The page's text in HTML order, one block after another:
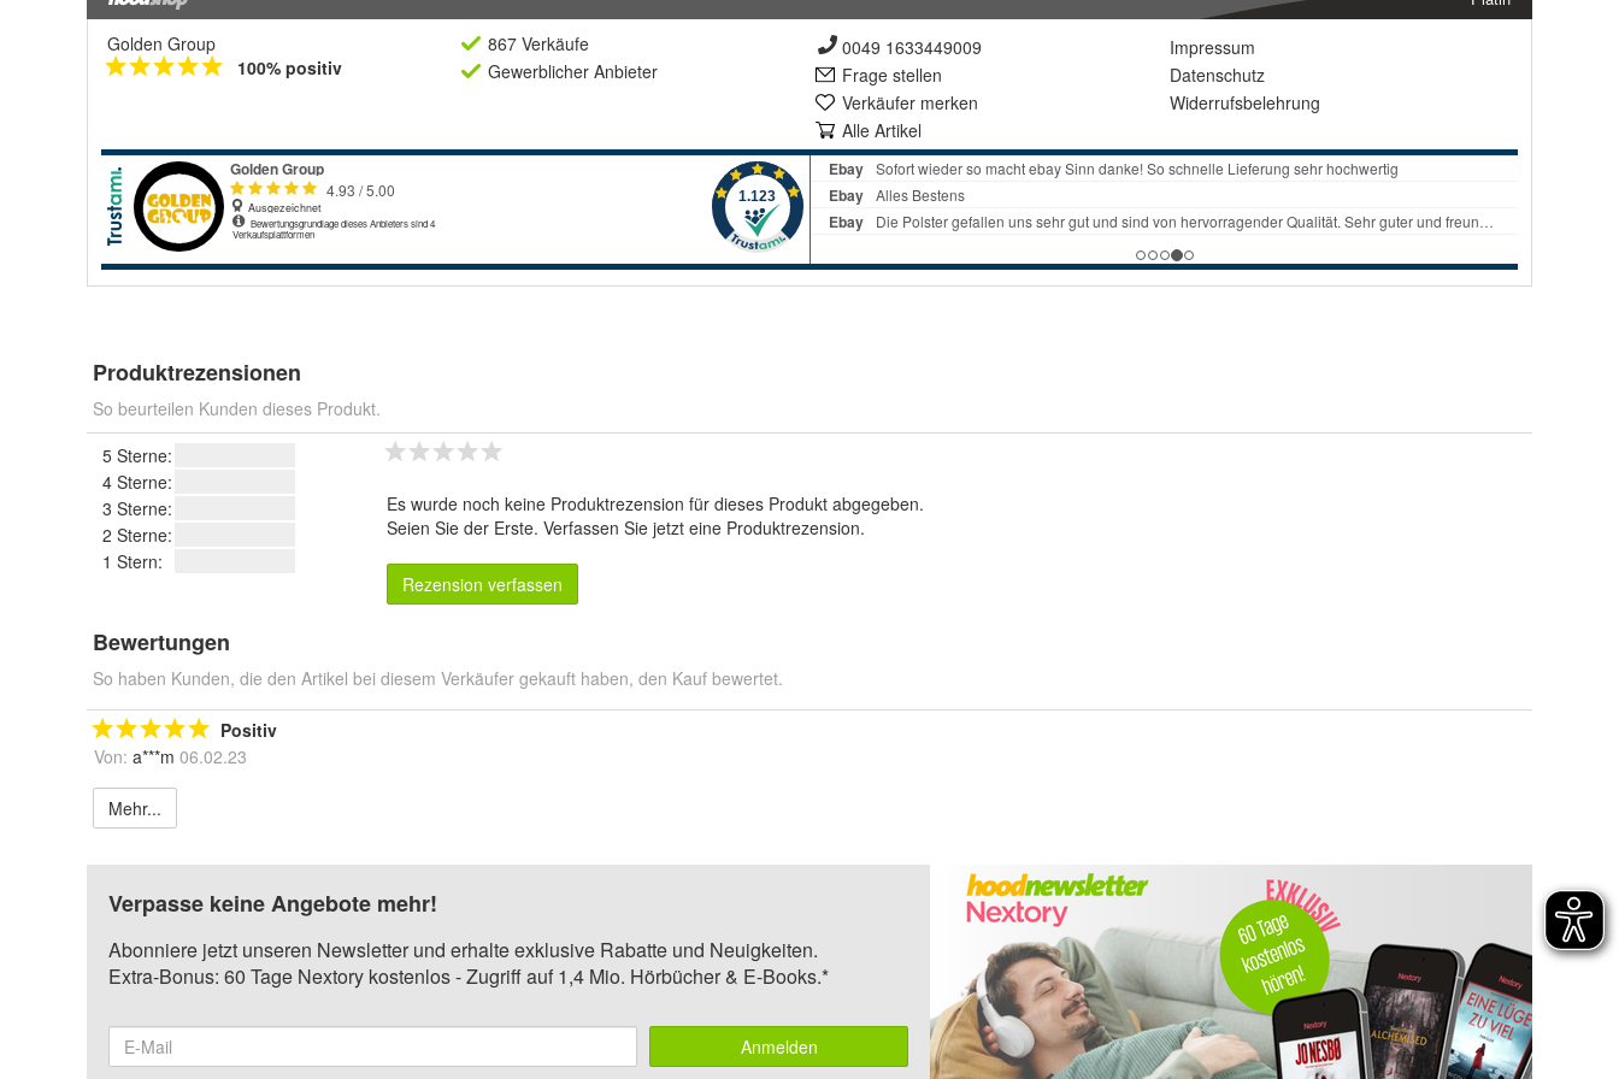
Golden Group
100% positiv
867 Verkäufe
Gewerblicher Anbieter
0049 1633449009
Frage stellen
Verkäufer merken
Alle Artikel
Impressum
Datenschutz
Widerrufsbelehrung
Produktrezensionen
So beurteilen Kunden dieses Produkt.
5 Sterne:
4 Sterne:
3 Sterne:
2 Sterne:
1 Stern:
Es wurde noch keine Produktrezension für dieses Produkt abgegeben.
Seien Sie der Erste. Verfassen Sie jetzt eine Produktrezension.
Rezension verfassen
Bewertungen
So haben Kunden, die den Artikel bei diesem Verkäufer gekauft haben, den Kauf bewertet.
Positiv
Von: a***m 06.02.23
Mehr...
Verpasse keine Angebote mehr!
Abonniere jetzt unseren Newsletter und erhalte exklusive Rabatte und Neuigkeiten.
Extra-Bonus: 60 Tage Nextory kostenlos - Zugriff auf 1,4 Mio. Hörbücher & E-Books.*
Anmelden